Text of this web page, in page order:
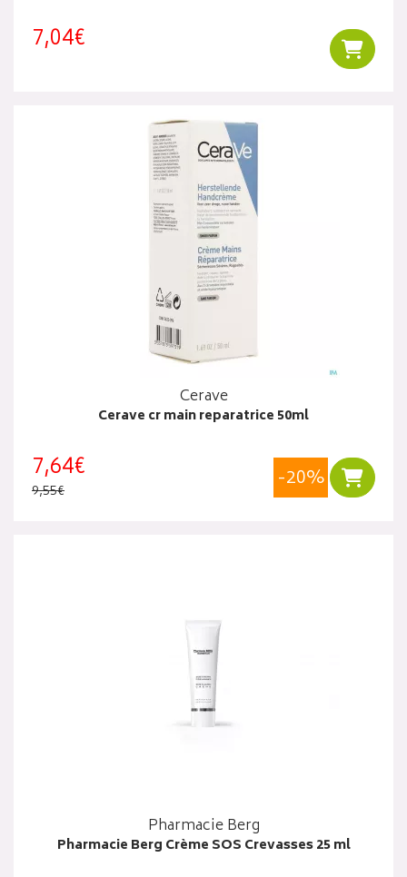
7,04€
Cerave
Cerave cr main reparatrice 50ml
7,64€
9,55€ -20%
Pharmacie Berg
Pharmacie Berg Crème SOS Crevasses 25 ml